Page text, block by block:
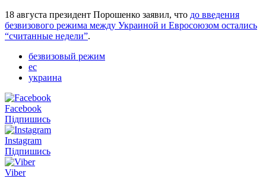
18 августа президент Порошенко заявил, что до введения
безвизового режима между Украиной и Евросоюзом остались
“считанные недели”.
безвизовый режим
ес
украина
Facebook
Підпишись
Instagram
Підпишись
Viber